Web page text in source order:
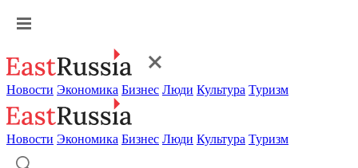
Новости Экономика Бизнес Люди Культура Туризм
Новости Экономика Бизнес Люди Культура Туризм